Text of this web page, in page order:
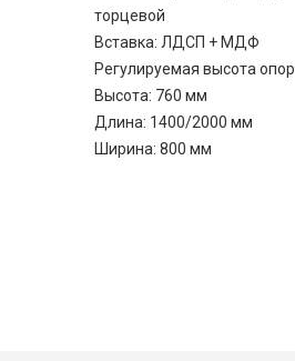
торцевой
Вставка: ЛДСП + МДФ
Регулируемая высота опор
Высота: 760 мм
Длина: 1400/2000 мм
Ширина: 800 мм